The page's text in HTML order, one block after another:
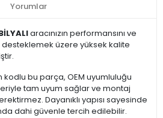
Yorumlar
aracınızın performansını ve
desteklemek üzere yüksek kalite
kodlu bu parça, OEM uyumluluğu
tam uyum sağlar ve montaj
Dayanıklı yapısı sayesinde
dahi güvenle tercih edilebilir.